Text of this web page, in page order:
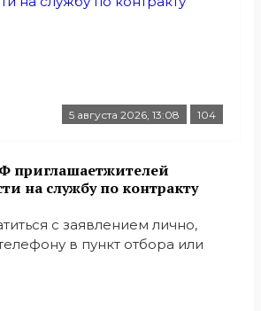
5 августа 2026, 13:08 104
приглaшaетжитeлeй
на службу по контракту
с заявлением лично,
в пункт отбора или